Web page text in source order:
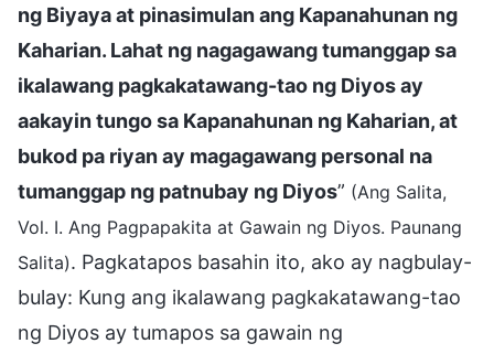
ng Biyaya at pinasimulan ang Kapanahunan ng
Kaharian. Lahat ng nagagawang tumanggap sa
ikalawang pagkakatawang-tao ng Diyos ay
aakayin tungo sa Kapanahunan ng Kaharian, at
bukod pa riyan ay magagawang personal na
tumanggap ng patnubay ng Diyos” (Ang Salita,
Vol. I. Ang Pagpapakita at Gawain ng Diyos. Paunang
Salita). Pagkatapos basahin ito, ako ay nagbulay-
bulay: Kung ang ikalawang pagkakatawang-tao
ng Diyos ay tumapos sa gawain ng